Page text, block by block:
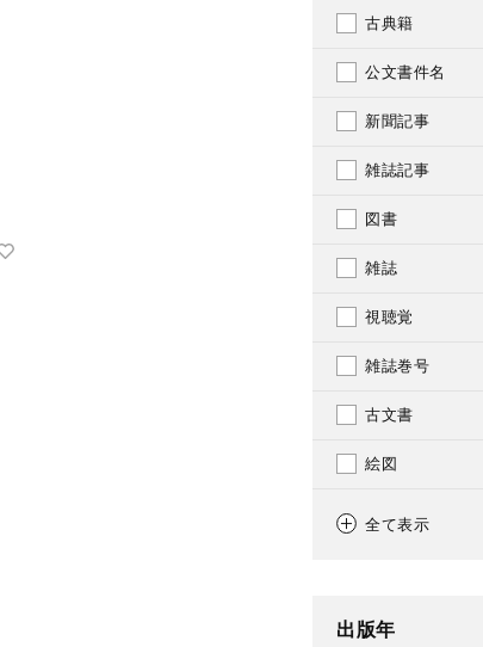
古典籍
公文書件名
新聞記事
雑誌記事
図書
雑誌
視聴覚
雑誌巻号
古文書
絵図
図案
全て表示
出版年